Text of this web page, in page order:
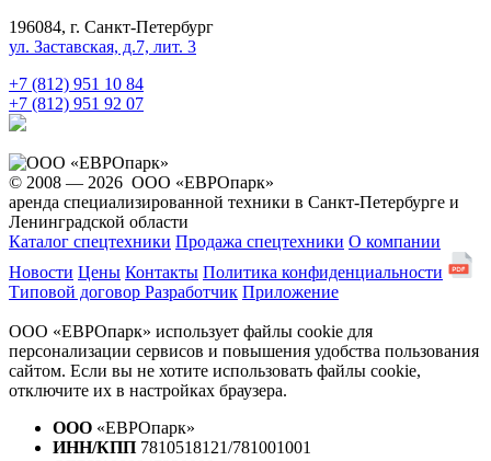
196084, г. Санкт-Петербург
ул. Заставская, д.7, лит. 3
+7 (812) 951 10 84
+7 (812) 951 92 07
© 2008 — 2026 ООО «ЕВРОпарк»
аренда специализированной техники в Санкт-Петербурге и
Ленинградской области
Каталог спецтехники Продажа спецтехники О компании
Новости Цены Контакты Политика конфиденциальности
Типовой договор Разработчик Приложение
ООО «ЕВРОпарк» использует файлы cookie для
персонализации сервисов и повышения удобства пользования
сайтом. Если вы не хотите использовать файлы cookie,
отключите их в настройках браузера.
ООО «ЕВРОпарк»
ИНН/КПП 7810518121/781001001